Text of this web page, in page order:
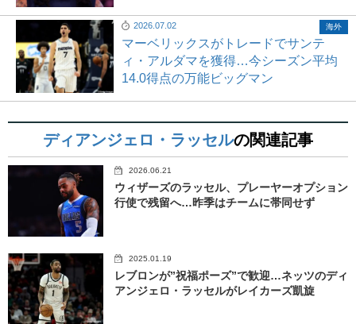
2026.07.02
マーベリックスがトレードでサンテ
ィ・アルダマを獲得…今シーズン平均
14.0得点の万能ビッグマン
海外
ディアンジェロ・ラッセルの関連記事
2026.06.21
ウィザーズのラッセル、プレーヤーオプション
行使で残留へ…昨季はチームに帯同せず
2025.01.19
レブロンが”祝福ポーズ”で歓迎…ネッツのディ
アンジェロ・ラッセルがレイカーズ凱旋